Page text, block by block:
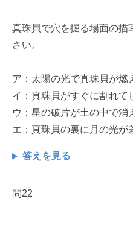
真珠貝で穴を掘る場面の描
さい。
ア：太陽の光で真珠貝が燃
イ：真珠貝がすぐに割れて
ウ：星の破片が土の中で消
エ：真珠貝の裏に月の光が
答えを見る
問22